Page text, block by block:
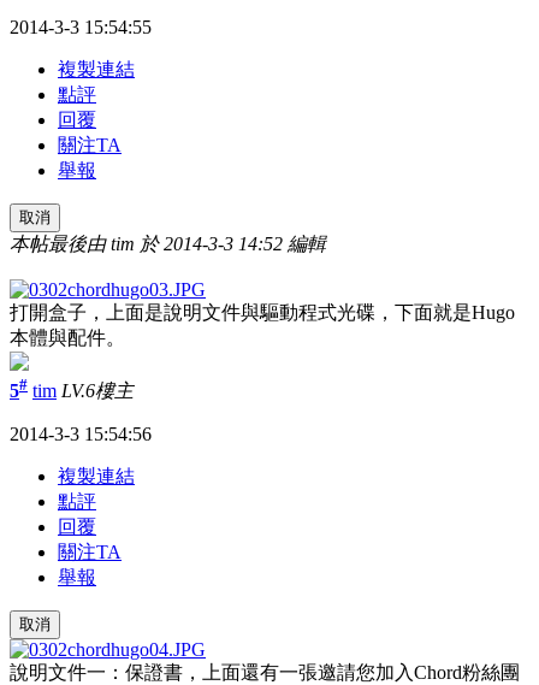
2014-3-3 15:54:55
複製連結
點評
回覆
關注TA
舉報
取消
本帖最後由 tim 於 2014-3-3 14:52 編輯
打開盒子，上面是說明文件與驅動程式光碟，下面就是Hugo
本體與配件。
5# tim LV.6樓主
2014-3-3 15:54:56
複製連結
點評
回覆
關注TA
舉報
取消
說明文件一：保證書，上面還有一張邀請您加入Chord粉絲團